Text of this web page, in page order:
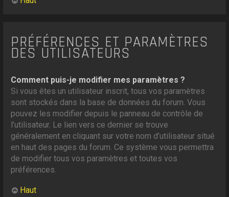
PRÉFÉRENCES ET PARAMÈTRES
DES UTILISATEURS
Comment puis-je modifier mes paramètres ?
Si vous êtes un utilisateur inscrit, tous vos paramètres
sont stockés dans la base de données du forum. Vous
pouvez les modifier depuis le panneau de contrôle de
l’utilisateur. Le lien vers ce dernier se trouve
généralement en cliquant sur votre nom d’utilisateur situé
en haut des pages du forum. Ce système vous permettra
de modifier tous vos paramètres et toutes vos
préférences.
Haut